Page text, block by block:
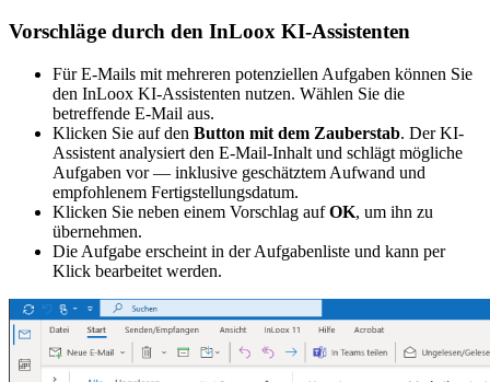
Vorschläge durch den InLoox KI-Assistenten
Für E-Mails mit mehreren potenziellen Aufgaben können Sie
den InLoox KI-Assistenten nutzen. Wählen Sie die
betreffende E-Mail aus.
Klicken Sie auf den Button mit dem Zauberstab. Der KI-
Assistent analysiert den E-Mail-Inhalt und schlägt mögliche
Aufgaben vor — inklusive geschätztem Aufwand und
empfohlenem Fertigstellungsdatum.
Klicken Sie neben einem Vorschlag aufOK, um ihn zu
übernehmen.
Die Aufgabe erscheint in der Aufgabenliste und kann per
Klick bearbeitet werden.